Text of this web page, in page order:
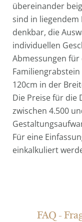
übereinander
sind in
denkbar, die
individuellen
Abmessungen
120cm in der
Die Preise für die
zwischen 4.500
Für eine
einkalkuliert
FAQ -